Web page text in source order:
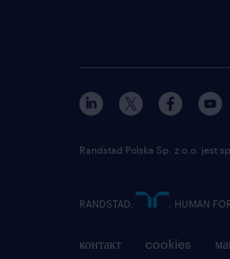
контакт cookies
Randstad Polska Sp. z o.o. jest
RANDSTAD, , HUMAN